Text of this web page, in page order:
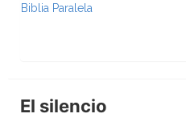
Biblia Paralela
El silencio